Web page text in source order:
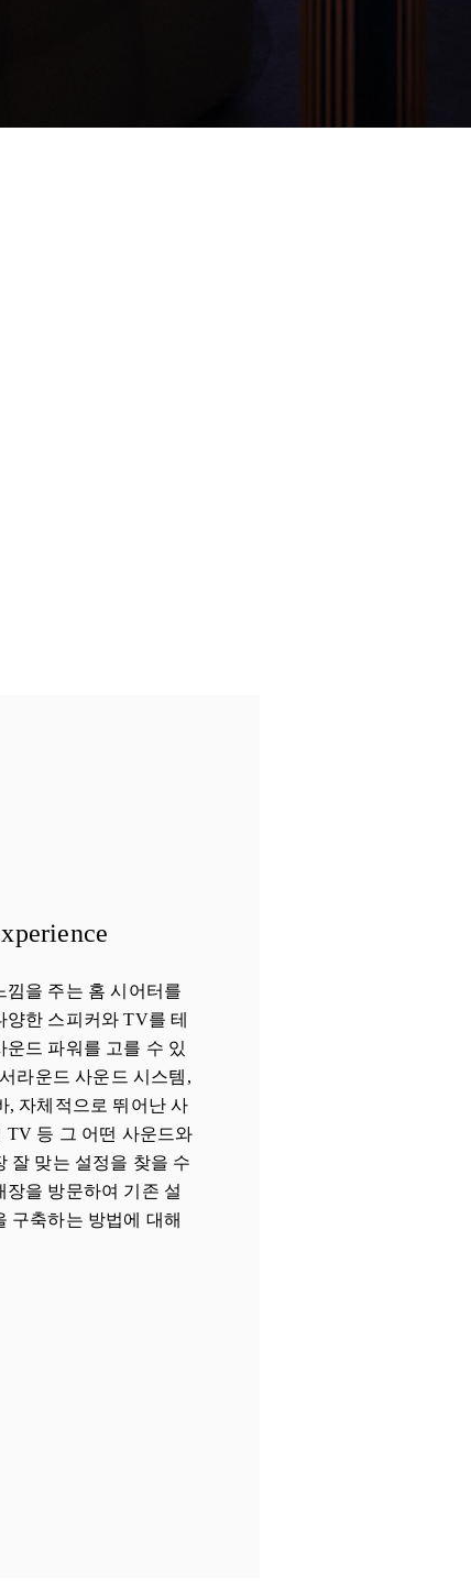
낌을 주는 홈 시어터를
한 스피커와 TV를 테
드 파워를 고를 수 있
라운드 사운드 시스템,
, 자체적으로 뛰어난 사
TV 등 그 어떤 사운드와
잘 맞는 설정을 찾을 수
을 방문하여 기존 설
구축하는 방법에 대해
Tab